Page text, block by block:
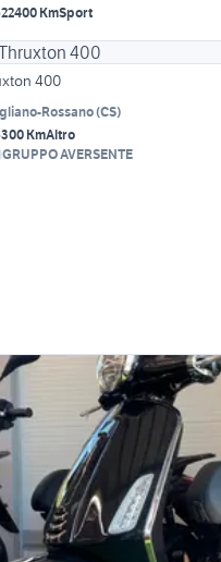
22400 KmSport
400
Rossano(CS)
300 KmAltro
GRUPPO AVERSENTE